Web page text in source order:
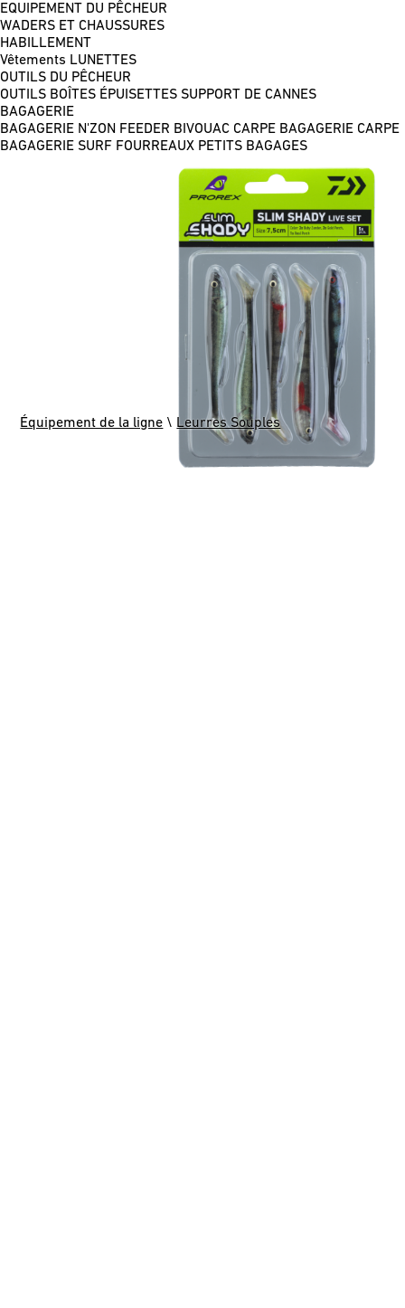
EQUIPEMENT DU PÊCHEUR
WADERS ET CHAUSSURES
HABILLEMENT
Vêtements LUNETTES
OUTILS DU PÊCHEUR
OUTILS BOÎTES ÉPUISETTES SUPPORT DE CANNES
BAGAGERIE
BAGAGERIE N'ZON FEEDER BIVOUAC CARPE BAGAGERIE CARPE
BAGAGERIE SURF FOURREAUX PETITS BAGAGES
Équipement de la ligne \ Leurres Souples